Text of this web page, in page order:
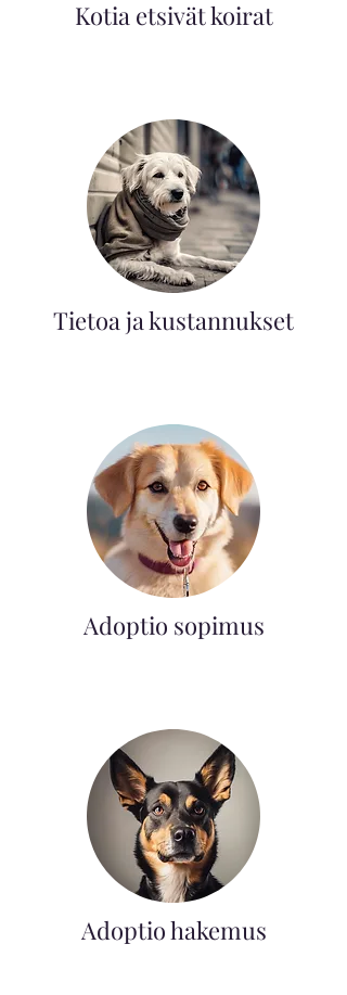
Kotia etsivät koirat
Tietoa ja kustannukset
Adoptio sopimus
Adoptio hakemus